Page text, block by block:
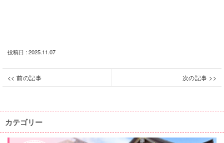
投稿日 : 2025.11.07
投
ビ
ゲ
<< 前の記事
木
更
津
次の記事 >>
【12
6
カテゴリー